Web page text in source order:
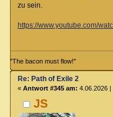
zu sein.
https://www.youtube.com/
"The bacon must flow!"
JS
Re: Path of Exile 2
« Antwort #345 am: 4.06.2026 |